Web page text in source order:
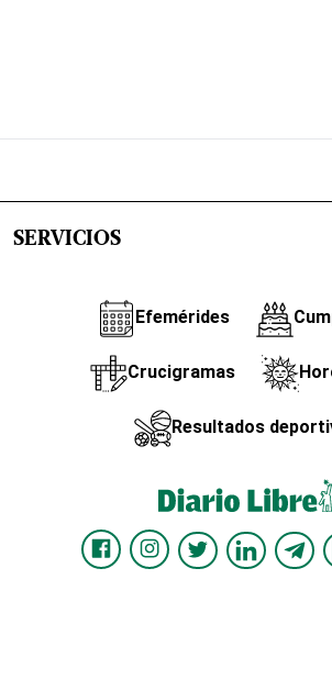
SERVICIOS
Efemérides
Crucigramas
Resultados